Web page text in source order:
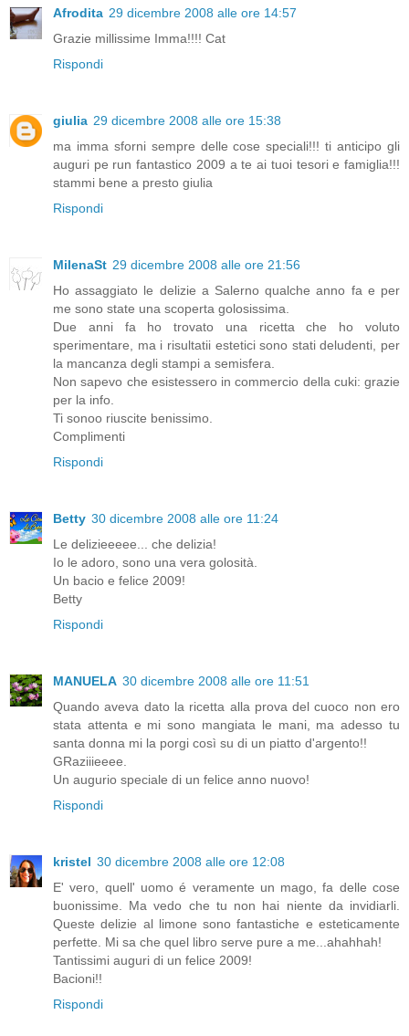
Afrodita 29 dicembre 2008 alle ore 14:57
Grazie millissime Imma!!!! Cat
Rispondi
giulia 29 dicembre 2008 alle ore 15:38
ma imma sforni sempre delle cose speciali!!! ti anticipo gli
auguri pe run fantastico 2009 a te ai tuoi tesori e famiglia!!!
stammi bene a presto giulia
Rispondi
MilenaSt 29 dicembre 2008 alle ore 21:56
Ho assaggiato le delizie a Salerno qualche anno fa e per
me sono state una scoperta golosissima.
Due anni fa ho trovato una ricetta che ho voluto
sperimentare, ma i risultatii estetici sono stati deludenti, per
la mancanza degli stampi a semisfera.
Non sapevo che esistessero in commercio della cuki: grazie
per la info.
Ti sonoo riuscite benissimo.
Complimenti
Rispondi
Betty 30 dicembre 2008 alle ore 11:24
Le delizieeeee... che delizia!
Io le adoro, sono una vera golosità.
Un bacio e felice 2009!
Betty
Rispondi
MANUELA 30 dicembre 2008 alle ore 11:51
Quando aveva dato la ricetta alla prova del cuoco non ero
stata attenta e mi sono mangiata le mani, ma adesso tu
santa donna mi la porgi così su di un piatto d'argento!!
GRaziiieeee.
Un augurio speciale di un felice anno nuovo!
Rispondi
kristel 30 dicembre 2008 alle ore 12:08
E' vero, quell' uomo é veramente un mago, fa delle cose
buonissime. Ma vedo che tu non hai niente da invidiarli.
Queste delizie al limone sono fantastiche e esteticamente
perfette. Mi sa che quel libro serve pure a me...ahahhah!
Tantissimi auguri di un felice 2009!
Bacioni!!
Rispondi